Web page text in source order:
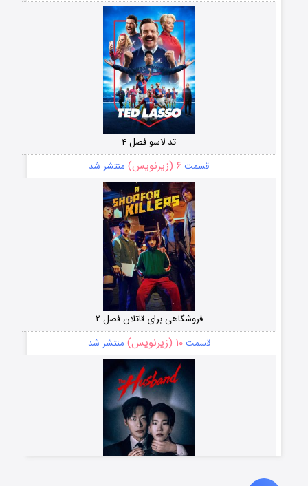
تد لاسو فصل ۴
قسمت ۶ (زیرنویس) منتشر شد
فروشگاهی برای قاتلان فصل ۲
قسمت۱۰ (زیرنویس) منتشر شد